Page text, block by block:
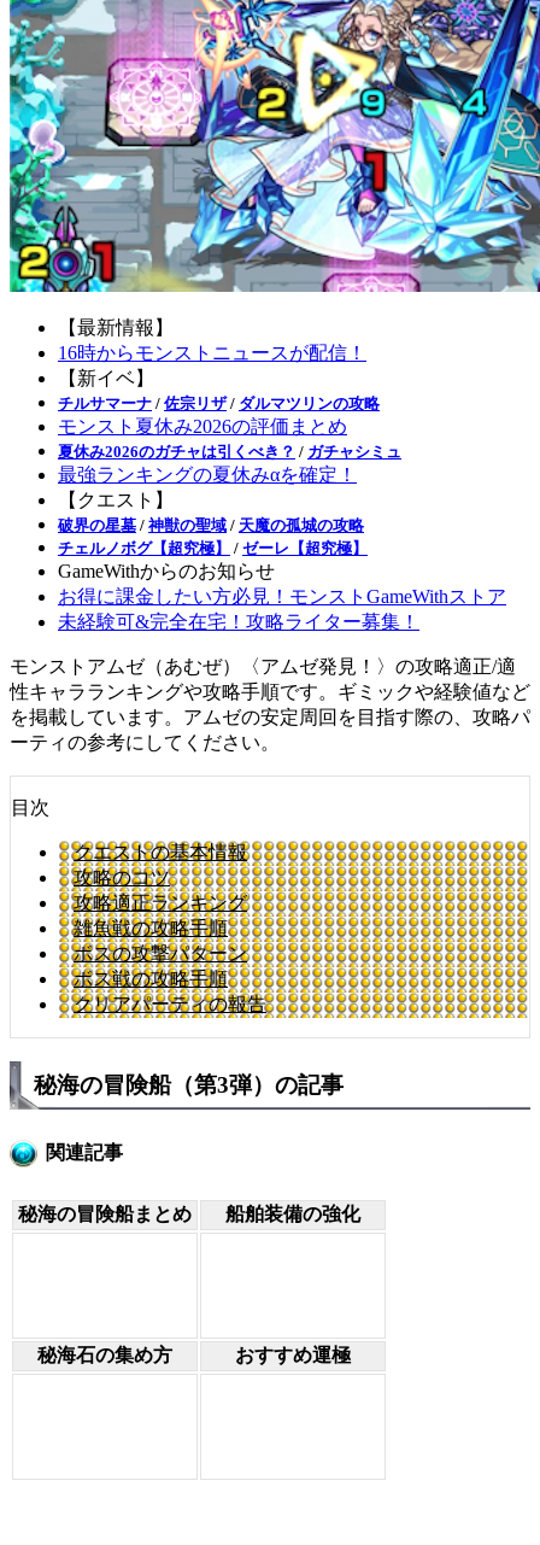
【最新情報】
16時からモンストニュースが配信！
【新イベ】
チルサマーナ / 佐宗リザ/ ダルマツリンの攻略
モンスト夏休み2026の評価まとめ
夏休み2026のガチャは引くべき？ / ガチャシミュ
最強ランキングの夏休みαを確定！
【クエスト】
破界の星墓 / 神獣の聖域 / 天魔の孤城の攻略
チェルノボグ【超究極】
/ ゼーレ【超究極】
GameWithからのお知らせ
お得に課金したい方必見！モンストGameWithストア
未経験可&完全在宅！攻略ライター募集！
モンストアムゼ（あむぜ）〈アムゼ発見！〉の攻略適正/適
性キャラランキングや攻略手順です。ギミックや経験値など
を掲載しています。アムゼの安定周回を目指す際の、攻略パ
ーティの参考にしてください。
目次
クエストの基本情報
攻略のコツ
攻略適正ランキング
雑魚戦の攻略手順
ボスの攻撃パターン
ボス戦の攻略手順
クリアパーティの報告
秘海の冒険船（第3弾）の記事
関連記事
秘海の冒険船まとめ 船舶装備の強化
秘海石の集め方 おすすめ運極